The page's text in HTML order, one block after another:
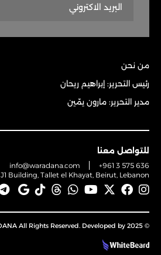
من نحن
رئيس التحرير: إبراهيم ريحان
مدير التحرير: مارون يمّين
للتواصل معنا
info@waradana.com
+961 3 575 636
J1 Building, Tallet el Khayat, Beirut, Lebanon
© 2025 WARADANA All Rights Reserved. Developed by